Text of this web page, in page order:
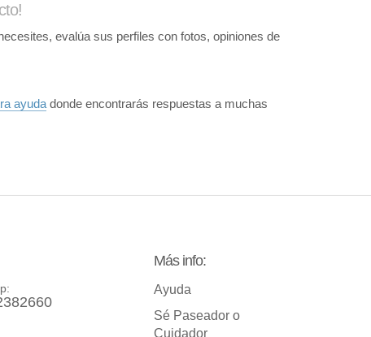
evalúa sus perfiles con fotos, opiniones de
ayuda donde encontrarás respuestas a muchas
Más info:
Ayuda
Sé Paseador o
Cuidador